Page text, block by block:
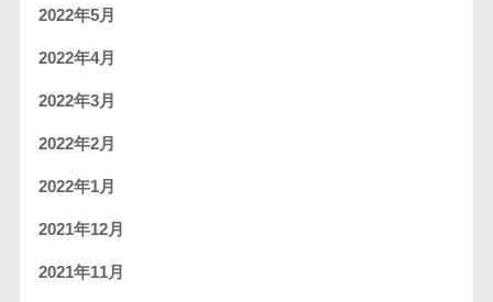
2022年5月
2022年4月
2022年3月
2022年2月
2022年1月
2021年12月
2021年11月